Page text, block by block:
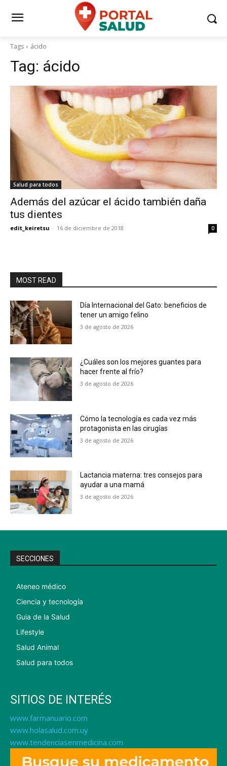
Tags ácido
Tag: ácido
Salud para todos
Además del azúcar el ácido también daña
tus dientes
edit_keiretsu - 16 de diciembre de 2018 0
MOST READ
Día Internacional del Gato: beneficios de
tener un amigo felino
3 de agosto de 2026
¿Cuáles son los mejores guantes para
hacer frente al frío?
3 de agosto de 2026
Cómo la tecnología es cada vez más
protagonista en las cirugías
3 de agosto de 2026
Lactancia materna: tres consejos para
ayudar a una mamá
3 de agosto de 2026
SECCIONES
Ateneo médico
Ciencia y tecnología
Guia de la Salud
Lifestyle
Salud Animal
Salud para todos
SITIOS DE INTERÉS
www.farmanuario.com
www.holasalud.com.uy
www.tendenciasenmedicina.com